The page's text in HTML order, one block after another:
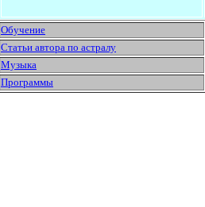
Обучение
Статьи автора по астралу
Музыка
Программы